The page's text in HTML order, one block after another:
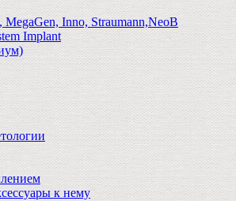
Inno, Straumann,NeoB
Implant
к нему